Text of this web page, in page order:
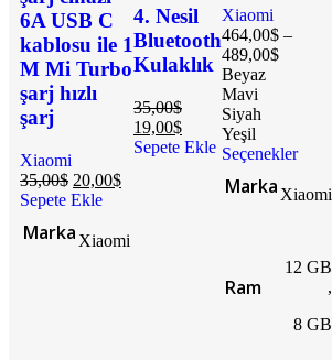
6A USB C
kablosu ile 1
M Mi Turbo
şarj hızlı
şarj
Xiaomi
35,00$ 20,00$
Sepete Ekle
Marka Xiaomi
4. Nesil
Bluetooth
Kulaklık
35,00$
19,00$
Sepete Ekle
Xiaomi
464,00$ –
489,00$
Beyaz
Mavi
Siyah
Yeşil
Seçenekler
Marka Xiaomi
Ram
12 GB
,
8 GB